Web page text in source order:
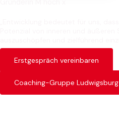
Erstgespräch vereinbaren
Coaching-Gruppe Ludwigsburg